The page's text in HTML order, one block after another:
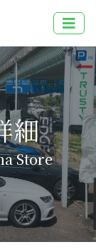
細
Store